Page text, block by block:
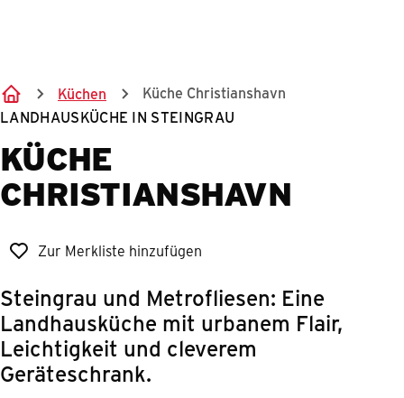
Küchen
Küche Christianshavn
LANDHAUSKÜCHE IN STEINGRAU
KÜCHE
CHRISTIANSHAVN
Zur Merkliste hinzufügen
Steingrau und Metrofliesen: Eine
Landhausküche mit urbanem Flair,
Leichtigkeit und cleverem
Geräteschrank.